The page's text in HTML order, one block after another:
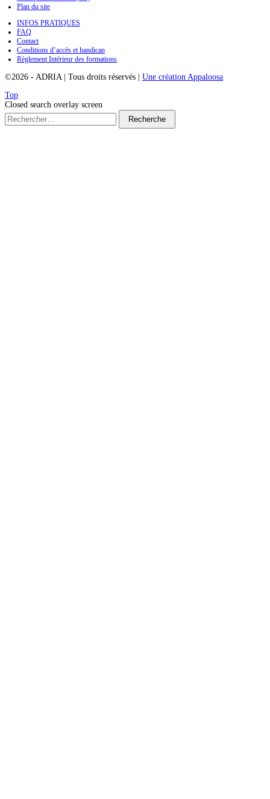
Plan du site
INFOS PRATIQUES
FAQ
Contact
Conditions d’accès et handicap
Règlement Intérieur des formations
©2026 - ADRIA Tous droits réservés
Une création Appaloosa
Top
Closed search overlay screen
Recherche
pour :